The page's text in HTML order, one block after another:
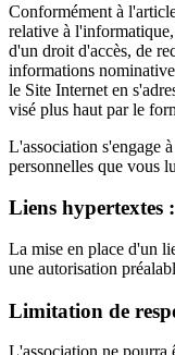
Conformément à
relative à
d'un droit d'accès, de
informations
le Site Internet en
visé plus haut par le
L'association s'engage
personnelles que vous
Liens hypertextes :
La mise en place d'un
une autorisation
Limitation de